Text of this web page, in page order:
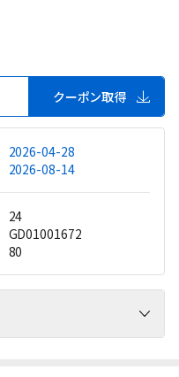
クーポン取得
2026-04-28
2026-08-14
24
GD01001672
80